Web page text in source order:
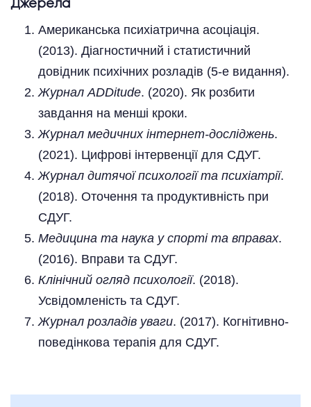
Джерела
Американська психіатрична асоціація.
(2013). Діагностичний і статистичний
довідник психічних розладів (5-е видання).
Журнал ADDitude. (2020). Як розбити
завдання на менші кроки.
Журнал медичних інтернет-досліджень.
(2021). Цифрові інтервенції для СДУГ.
Журнал дитячої психології та психіатрії.
(2018). Оточення та продуктивність при
СДУГ.
Медицина та наука у спорті та вправах.
(2016). Вправи та СДУГ.
Клінічний огляд психології. (2018).
Усвідомленість та СДУГ.
Журнал розладів уваги. (2017). Когнітивно-
поведінкова терапія для СДУГ.